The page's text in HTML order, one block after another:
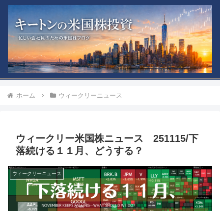
ホーム ウィークリーニュース
ウィークリー米国株ニュース 251115/下
落続ける１１月、どうする？
ウィークリーニュース